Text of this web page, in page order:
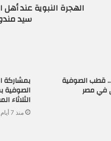
الهجرة النبوية عند
سيد
قطب الصوفية
في مصر
بمشاركة
الصوفية
الثلاثاء
منذ 7 أيام